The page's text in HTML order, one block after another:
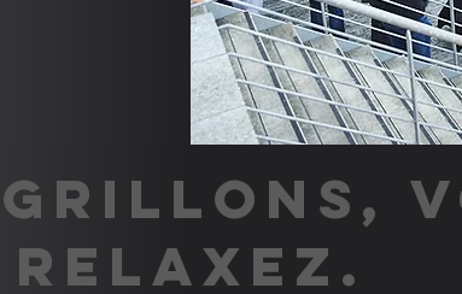
GRILLONS,
RELAXEZ.